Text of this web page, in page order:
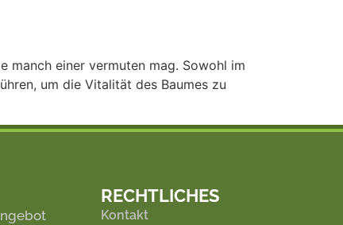
manch einer vermuten mag. Sowohl im
um die Vitalität des Baumes zu
RECHTLICHES
Kontakt